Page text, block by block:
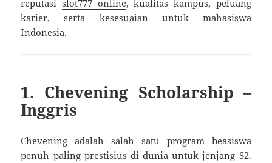
reputasislot777 online, kualitas kampus, peluang
karier, serta kesesuaian untuk mahasiswa
Indonesia.
1. Chevening Scholarship –
Inggris
Chevening adalah salah satu program beasiswa
penuh paling prestisius di dunia untuk jenjang S2.